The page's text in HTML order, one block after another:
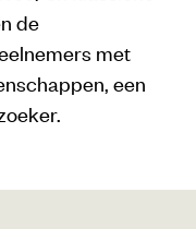
de
met
een